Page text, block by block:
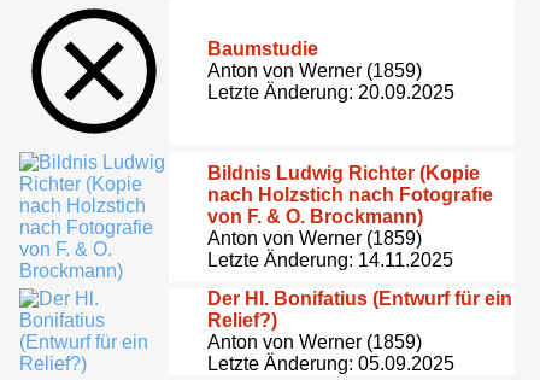
Baumstudie
Anton von Werner (1859)
Letzte Änderung: 20.09.2025
Bildnis Ludwig Richter (Kopie
nach Holzstich nach Fotografie
von F. & O. Brockmann)
Anton von Werner (1859)
Letzte Änderung: 14.11.2025
Der Hl. Bonifatius (Entwurf für ein
Relief?)
Anton von Werner (1859)
Letzte Änderung: 05.09.2025